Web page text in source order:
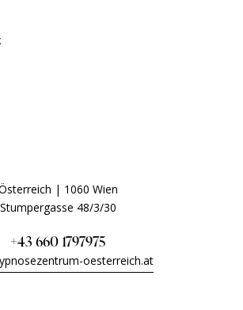
| 1060 Wien
Stumpergasse 48/3/30
+43 660 1797975
oesterreich.at